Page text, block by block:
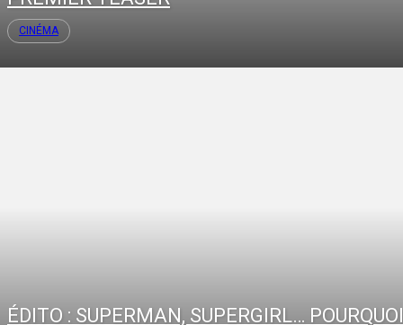
CINÉMA
ÉDITO : SUPERMAN, SUPERGIRL…